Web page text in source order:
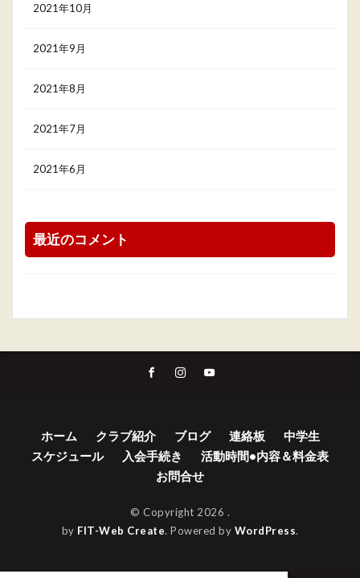
2021年10月
2021年9月
2021年8月
2021年7月
2021年6月
最近のコメント
ホーム クラブ紹介 ブログ 連絡板
中学生
スケジュール
入会手続き
活動時間•内容＆料金表
お問合せ
© Copyright 2026 .
by FIT-Web Create. Powered by WordPress.